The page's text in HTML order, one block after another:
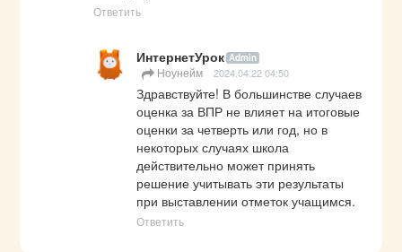
Ответить
ИнтернетУрок Admin
Ноунейм 2024.04.22 04:50
Здравствуйте! В большинстве случаев
оценка за ВПР не влияет на итоговые
оценки за четверть или год, но в
некоторых случаях школа
действительно может принять
решение учитывать эти результаты
при выставлении отметок учащимся.
Ответить